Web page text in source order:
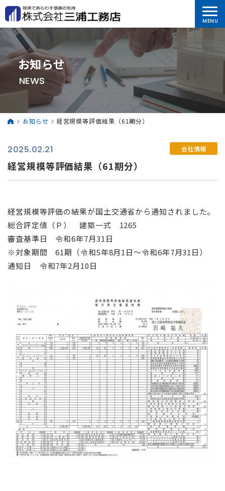
お知らせ
NEWS
お知らせ 経営規模等評価結果（61期分）
2025.02.21 会社情報
経営規模等評価結果（61期分）
経営規模等評価の結果が国土交通省から通知されました。
総合評定値（Ｐ） 建築一式 1265
審査基準日 令和6年7月31日
※対象期間 61期（令和5年8月1日～令和6年7月31日）
通知日 令和7年2月10日